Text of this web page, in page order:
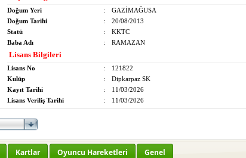
Doğum Yeri :
GAZİMAĞUSA
Doğum Tarihi
:
20/08/2013
Statü
:
KKTC
Baba Adı
: RAMAZAN
Lisans Bilgileri
Lisans No :
121822
Kulüp
:
Dipkarpaz SK
Kayıt Tarihi
:
11/03/2026
Lisans Veriliş Tarihi
: 11/03/2026
Kartlar Oyuncu Hareketleri Genel